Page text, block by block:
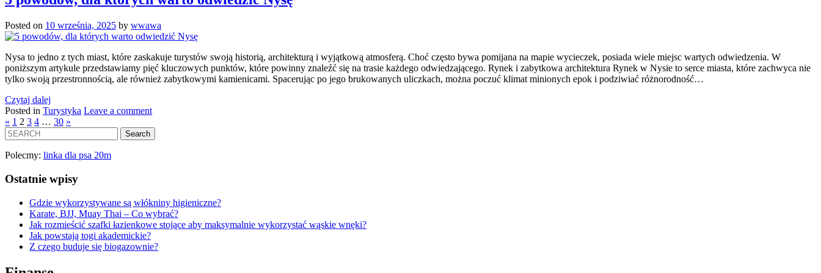
Posted on 10 września, 2025 by wwawa
Nysa to jedno z tych miast, które zaskakuje turystów swoją historią, architekturą i wyjątkową atmosferą. Choć często bywa pomijana na mapie wycieczek, posiada wiele miejsc wartych odwiedzenia. W
poniższym artykule przedstawiamy pięć kluczowych punktów, które powinny znaleźć się na trasie każdego odwiedzającego. Rynek i zabytkowa architektura Rynek w Nysie to serce miasta, które zachwyca nie
tylko swoją przestronnością, ale również zabytkowymi kamienicami. Spacerując po jego brukowanych uliczkach, można poczuć klimat minionych epok i podziwiać różnorodność…
Czytaj dalej
Posted in Turystyka Leave a comment
« 1 2 3 4 … 30 »
Polecmy: linka dla psa 20m
Ostatnie wpisy
Gdzie wykorzystywane są włókniny higieniczne?
Karate, BJJ, Muay Thai – Co wybrać?
Jak rozmieścić szafki łazienkowe stojące aby maksymalnie wykorzystać wąskie wnęki?
Jak powstają togi akademickie?
Z czego buduje się biogazownie?